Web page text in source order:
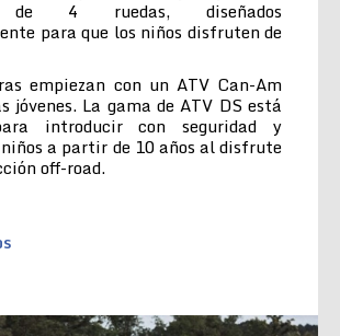
de 4 ruedas, diseñados
para que los niños disfruten de
empiezan con un ATV Can-Am
jóvenes. La gama de ATV DS está
introducir con seguridad y
a partir de 10 años al disfrute
off-road.